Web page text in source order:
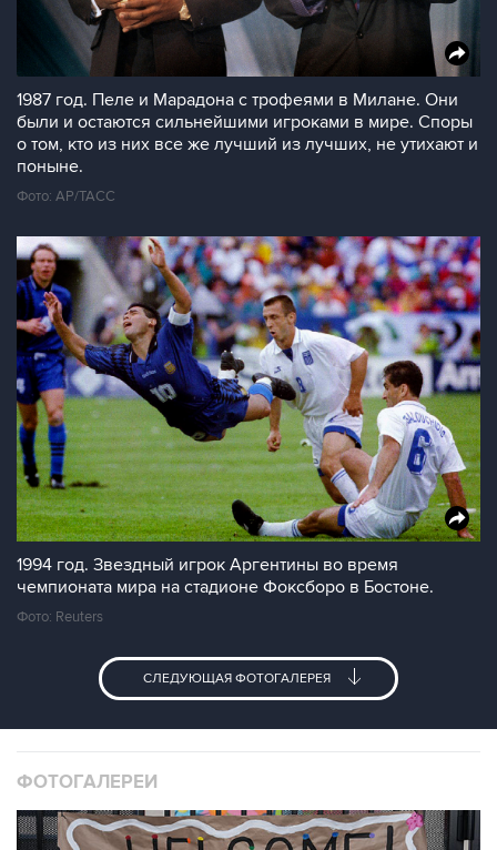
1987 год. Пеле и Марадона с трофеями в Милане. Они
были и остаются сильнейшими игроками в мире. Споры
о том, кто из них все же лучший из лучших, не утихают и
поныне.
Фото: AP/ТАСС
1994 год. Звездный игрок Аргентины во время
чемпионата мира на стадионе Фоксборо в Бостоне.
Фото: Reuters
СЛЕДУЮЩАЯ ФОТОГАЛЕРЕЯ
ФОТОГАЛЕРЕИ